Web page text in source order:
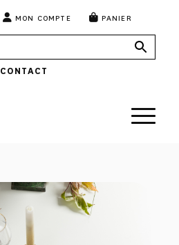
MON COMPTE PANIER
CONTACT